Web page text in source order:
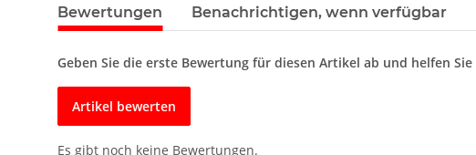
Bewertungen Benachrichtigen, wenn verfügbar
Geben Sie die erste Bewertung für diesen Artikel ab und helfen
Artikel bewerten
Es gibt noch keine Bewertungen.